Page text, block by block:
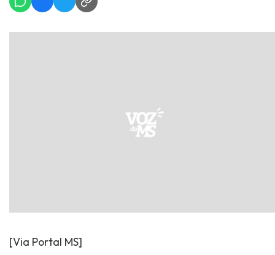
[Via Portal MS]